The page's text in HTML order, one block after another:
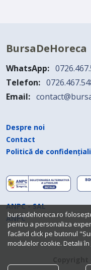
bursadehoreca.ro
pentru a personaliza
facând click pe butonul
modulelor cookie. Detalii în
BursaDeHoreca
WhatsApp:
Telefon:
Email:
Despre noi
Contact
Politică de
ANPC - SAL
ANPC